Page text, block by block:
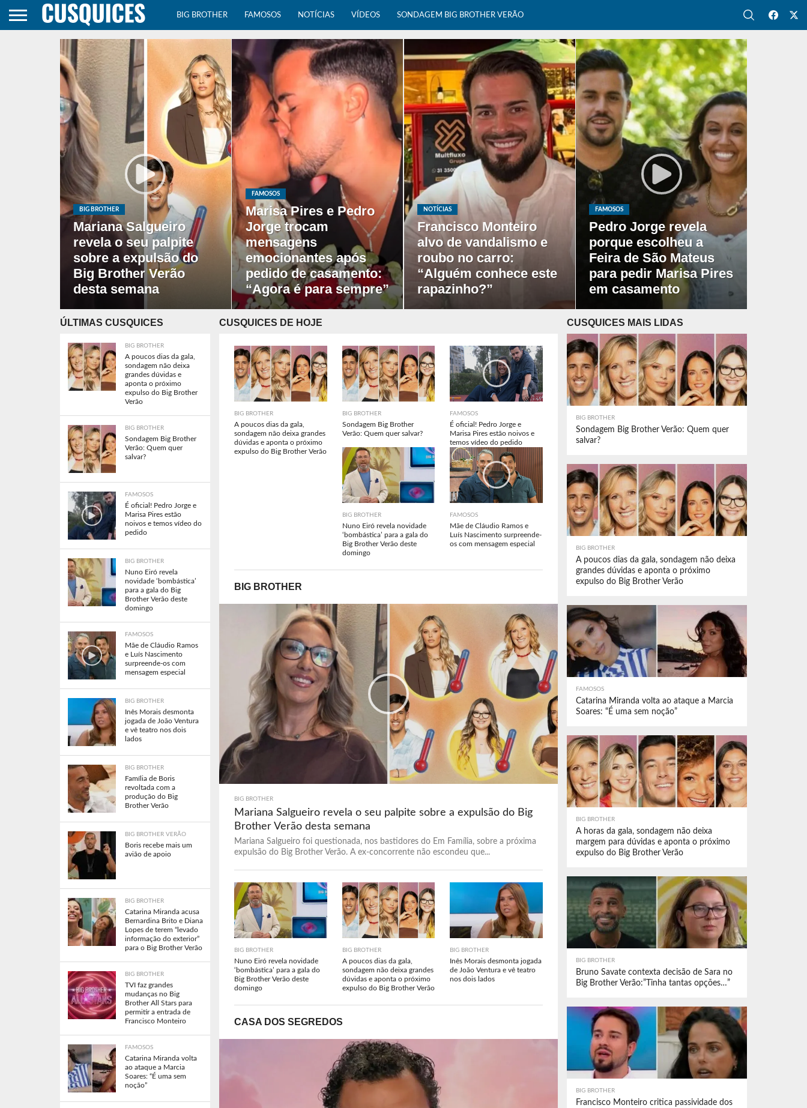
BIG BROTHER FAMOSOS NOTÍCIAS VÍDEOS SONDAGEM BIG BROTHER VERÃO
BIG BROTHER
Mariana Salgueiro
revela o seu palpite
sobre a expulsão do
Big Brother Verão
desta semana
FAMOSOS
Marisa Pires e Pedro
Jorge trocam
mensagens
emocionantes após
pedido de casamento:
“Agora é para sempre”
NOTÍCIAS
Francisco Monteiro
alvo de vandalismo e
roubo no carro:
“Alguém conhece este
rapazinho?”
FAMOSOS
Pedro Jorge revela
porque escolheu a
Feira de São Mateus
para pedir Marisa Pires
em casamento
CUSQUICES DE HOJE
BIG BROTHER
A poucos dias da gala,
sondagem não deixa grandes
dúvidas e aponta o próximo
expulso do Big Brother Verão
BIG BROTHER
Sondagem Big Brother
Verão: Quem quer salvar?
FAMOSOS
É oficial! Pedro Jorge e
Marisa Pires estão noivos e
temos vídeo do pedido
BIG BROTHER
Nuno Eiró revela novidade
‘bombástica’ para a gala do
Big Brother Verão deste
domingo
FAMOSOS
Mãe de Cláudio Ramos e
Luís Nascimento surpreende-
os com mensagem especial
BIG BROTHER
BIG BROTHER
Mariana Salgueiro revela o seu palpite sobre a expulsão do Big
Brother Verão desta semana
Mariana Salgueiro foi questionada, nos bastidores do Em Família, sobre a próxima
expulsão do Big Brother Verão. A ex-concorrente não escondeu que...
BIG BROTHER
Nuno Eiró revela novidade
‘bombástica’ para a gala do
Big Brother Verão deste
domingo
BIG BROTHER
A poucos dias da gala,
sondagem não deixa grandes
dúvidas e aponta o próximo
expulso do Big Brother Verão
BIG BROTHER
Inês Morais desmonta jogada
de João Ventura e vê teatro
nos dois lados
CASA DOS SEGREDOS
ÚLTIMAS CUSQUICES
BIG BROTHER
A poucos dias da gala,
sondagem não deixa
grandes dúvidas e
aponta o próximo
expulso do Big Brother
Verão
BIG BROTHER
Sondagem Big Brother
Verão: Quem quer
salvar?
FAMOSOS
É oficial! Pedro Jorge e
Marisa Pires estão
noivos e temos vídeo do
pedido
BIG BROTHER
Nuno Eiró revela
novidade ‘bombástica’
para a gala do Big
Brother Verão deste
domingo
FAMOSOS
Mãe de Cláudio Ramos
e Luís Nascimento
surpreende-os com
mensagem especial
BIG BROTHER
Inês Morais desmonta
jogada de João Ventura
e vê teatro nos dois
lados
BIG BROTHER
Família de Boris
revoltada com a
produção do Big
Brother Verão
BIG BROTHER VERÃO
Boris recebe mais um
avião de apoio
BIG BROTHER
Catarina Miranda acusa
Bernardina Brito e Diana
Lopes de terem “levado
informação do exterior”
para o Big Brother Verão
BIG BROTHER
TVI faz grandes
mudanças no Big
Brother All Stars para
permitir a entrada de
Francisco Monteiro
FAMOSOS
Catarina Miranda volta
ao ataque a Marcia
Soares: “É uma sem
noção”
CUSQUICES MAIS LIDAS
BIG BROTHER
Sondagem Big Brother Verão: Quem quer
salvar?
BIG BROTHER
A poucos dias da gala, sondagem não deixa
grandes dúvidas e aponta o próximo
expulso do Big Brother Verão
FAMOSOS
Catarina Miranda volta ao ataque a Marcia
Soares: “É uma sem noção”
BIG BROTHER
A horas da gala, sondagem não deixa
margem para dúvidas e aponta o próximo
expulso do Big Brother Verão
BIG BROTHER
Bruno Savate contexta decisão de Sara no
Big Brother Verão:”Tinha tantas opções…”
BIG BROTHER
Francisco Monteiro critica passividade dos